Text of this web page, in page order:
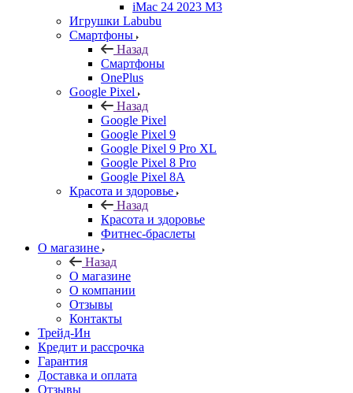
iMac 24 2023 M3
Игрушки Labubu
Смартфоны
Назад
Смартфоны
OnePlus
Google Pixel
Назад
Google Pixel
Google Pixel 9
Google Pixel 9 Pro XL
Google Pixel 8 Pro
Google Pixel 8A
Красота и здоровье
Назад
Красота и здоровье
Фитнес-браслеты
О магазине
Назад
О магазине
О компании
Отзывы
Контакты
Трейд-Ин
Кредит и рассрочка
Гарантия
Доставка и оплата
Отзывы